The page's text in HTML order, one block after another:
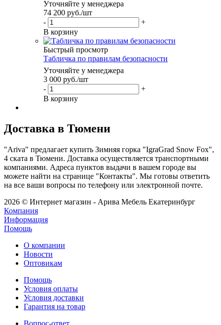
Уточняйте у менеджера
74 200 руб./шт
-
+
В корзину
Быстрый просмотр
Табличка по правилам безопасности
Уточняйте у менеджера
3 000 руб./шт
-
+
В корзину
Доставка в Тюмени
"Ariva" предлагает купить Зимняя горка "IgraGrad Snow Fox",
4 ската в Тюмени. Доставка осуществляется транспортными
компаниями. Адреса пунктов выдачи в вашем городе вы
можете найти на странице "Контакты". Мы готовы ответить
на все ваши вопросы по телефону или электронной почте.
2026 © Интернет магазин - Арива Мебель Екатеринбург
Компания
Информация
Помощь
О компании
Новости
Оптовикам
Помощь
Условия оплаты
Условия доставки
Гарантия на товар
Вопрос-ответ